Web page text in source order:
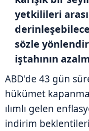
yetkilileri
sözle
iştahının
ABD'de 43 gün
hükümet
ılımlı gelen
indirim